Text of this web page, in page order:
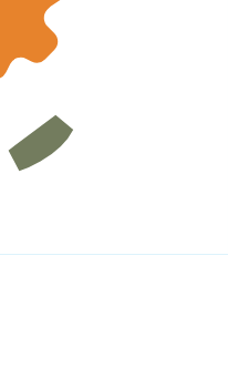
och enkelt.